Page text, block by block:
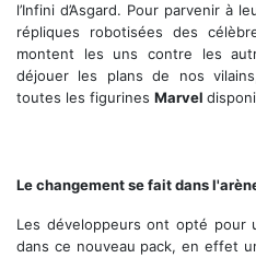
l’Infini d’Asgard. Pour parvenir à
répliques robotisées des
montent les uns contre les
déjouer les plans de nos
toutes les figurines Marvel
Le changement se fait dans
Les développeurs ont opté
dans ce nouveau pack, en effet